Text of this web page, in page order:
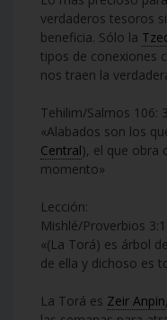
verdaderos tesoros
beneficia. Sólo la
tipos de conexiones
nos traen la
Tehilim/Salmos 106: 3
«Alabados son los
Central), el que obra
momento»
Lección:
Mishlé/Proverbios
«(La Torá) es árbol
de ella y dichoso es
La Torá es Zeir Anpin